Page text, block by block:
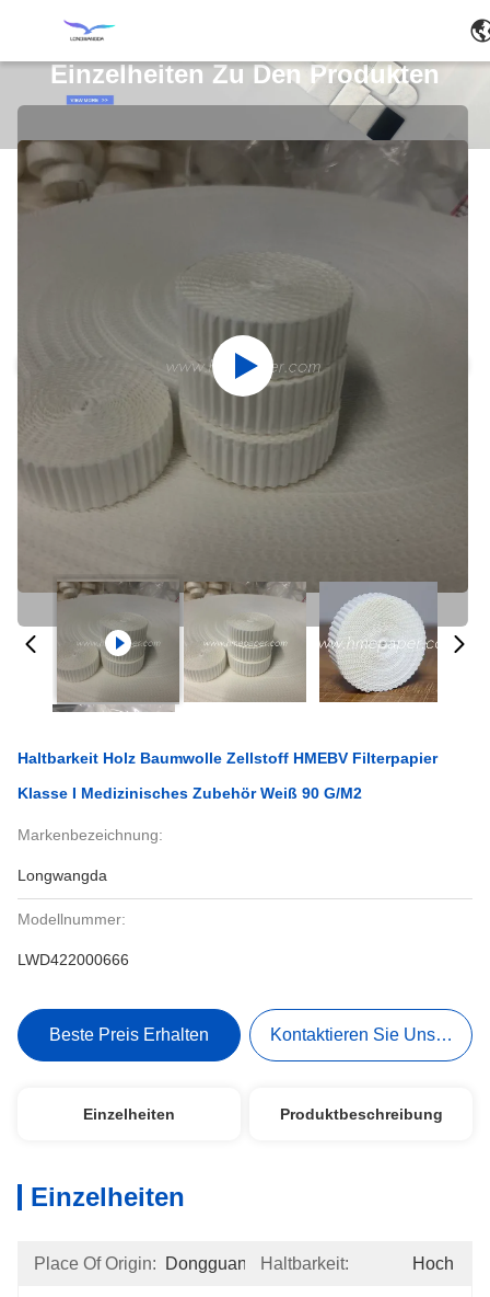
Einzelheiten Zu Den Produkten
Haltbarkeit Holz Baumwolle Zellstoff HMEBV Filterpapier
Klasse I Medizinisches Zubehör Weiß 90 G/m2
Markenbezeichnung:
Longwangda
Modellnummer:
LWD422000666
Beste Preis Erhalten Kontaktieren Sie Uns Jetzt
Einzelheiten Produktbeschreibung
Einzelheiten
Place Of Origin: Dongguan Haltbarkeit: Hoch